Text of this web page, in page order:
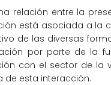
relación entre la
está asociada a la
de las diversas
por parte de la
con el sector de la
de esta interacción.